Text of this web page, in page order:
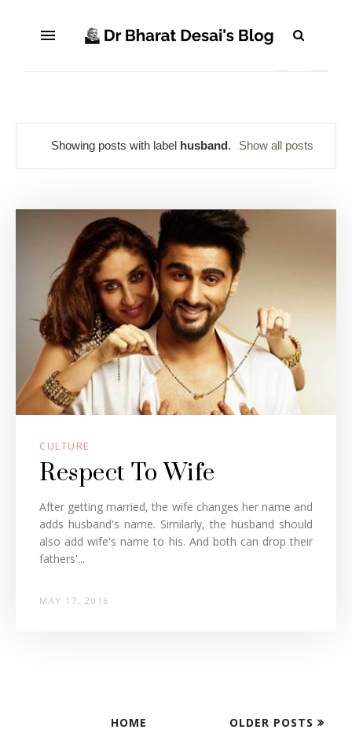
Showing posts with label husband. Show all posts
CULTURE
Respect To Wife
After getting married, the wife changes her name and
adds husband's name. Similarly, the husband should
also add wife's name to his. And both can drop their
fathers'...
MAY 17, 2016
OLDER POSTS
HOME